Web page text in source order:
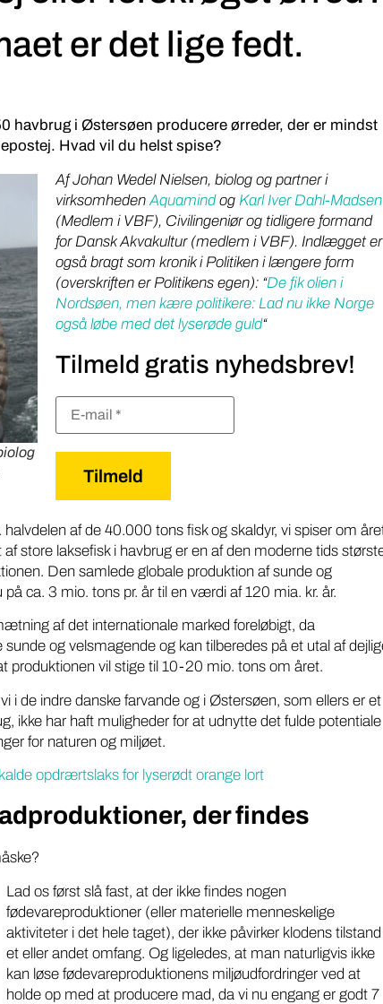
er det lige fedt.
havbrug i Østersøen producere ørreder, der er mindst
Hvad vil du helst spise?
Af Johan Wedel Nielsen, biolog og partner i
virksomhedenAquamindog Karl Iver Dahl-Madsen
(Medlem i VBF), Civilingeniør og tidligere formand
for Dansk Akvakultur (medlem i VBF). Indlægget er
også bragt som kronik i Politiken i længere form
(overskriften er Politikens egen): “De fik olien i
Nordsøen, men kære politikere: Lad nu ikke Norge
også løbe med det lyserøde guld“
Tilmeld gratis nyhedsbrev!
af de 40.000 tons fisk og skaldyr, vi spiser om
store laksefisk i havbrug er en af den moderne tids
Den samlede globale produktion af sunde og
ca. 3 mio. tons pr. år til en værdi af 120 mia. kr. år.
af det internationale marked foreløbigt, da
og velsmagende og kan tilberedes på et utal af
produktionen vil stige til 10-20 mio. tons om året.
i de indre danske farvande og i Østersøen, som ellers er et
ikke har haft muligheder for at udnytte det fulde potentiale
for naturen og miljøet.
opdrærtslaks for lyserødt orange lort
der findes
Lad os først slå fast, at der ikke findes nogen
fødevareproduktioner (eller materielle menneskelige
aktiviteter i det hele taget), der ikke påvirker klodens
et eller andet omfang. Og ligeledes, at man naturligvis ikke
kan løse fødevareproduktionens miljøudfordringer ved at
holde op med at producere mad, da vi nu engang er godt 7
alle
Huxi
som
med ...
Gratis: Opret din
på ny app
Softwareingeniøren Mathias Faulkner elsker
lokale grøntsager. Han har lanceret appen
“Din Lokale Bod”, hvor lokale
fødevareproducenter gratis kan vise deres ...